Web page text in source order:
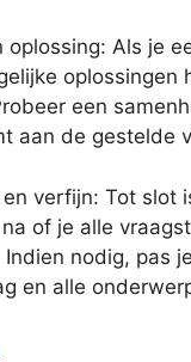
oplossing: Als je
een
aan de gestelde
verfijn: Tot slot
of je alle
nodig, pas
en alle